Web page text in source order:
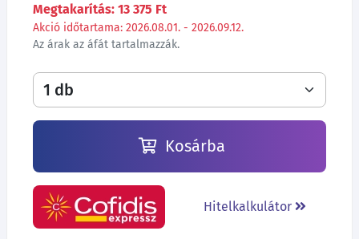
Megtakarítás: 13 375 Ft
Akció időtartama: 2026.08.01. - 2026.09.12.
Az árak az áfát tartalmazzák.
Kosárba
Hitelkalkulátor